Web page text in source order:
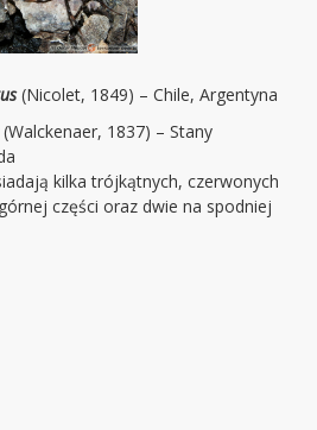
(Nicolet, 1849) – Chile, Argentyna
(Walckenaer, 1837) – Stany
kilka trójkątnych, czerwonych
części oraz dwie na spodniej